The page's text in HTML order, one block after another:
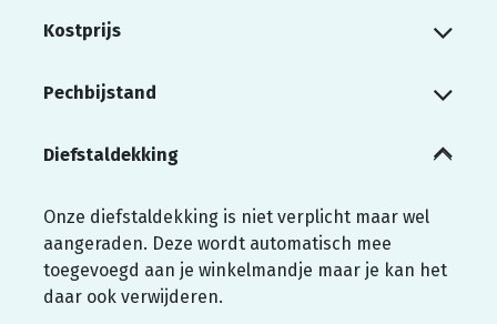
Kostprijs
Pechbijstand
Diefstaldekking
Onze diefstaldekking is niet verplicht maar wel
aangeraden. Deze wordt automatisch mee
toegevoegd aan je winkelmandje maar je kan het
daar ook verwijderen.